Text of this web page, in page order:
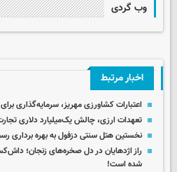
وب گردی
اخبار مرتبط
اعتبارات کشاورزی مهریز، سرمایه‌گذاری
تعهدات ارزی، چالش یک‌میلیارد دلاری
نخستین هتل سنتی دزفول به بهره برداری
راز اژدهایان در دل صخره‌های زنجان؛
شده است!